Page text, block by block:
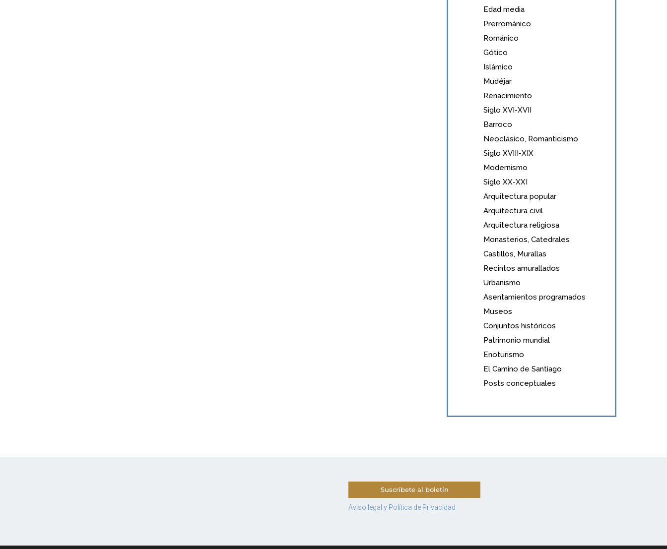
Edad media
Prerrománico
Románico
Gótico
Islámico
Mudéjar
Renacimiento
Siglo XVI-XVII
Barroco
Neoclásico, Romanticismo
Siglo XVIII-XIX
Modernismo
Siglo XX-XXI
Arquitectura popular
Arquitectura civil
Arquitectura religiosa
Monasterios, Catedrales
Castillos, Murallas
Recintos amurallados
Urbanismo
Asentamientos programados
Museos
Conjuntos históricos
Patrimonio mundial
Enoturismo
El Camino de Santiago
Posts conceptuales
Suscríbete al boletín
Aviso legal y Política de Privacidad